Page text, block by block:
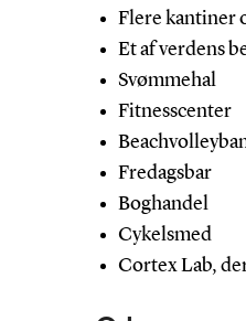
Flere kantiner
Et af verdens
Svømmehal
Fitnesscenter
Fredagsbar
Boghandel
Cykelsmed
Cortex Lab,